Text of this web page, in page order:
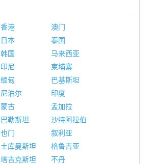
香港
澳门
日本
泰国
韩国
马来西亚
印尼
柬埔寨
缅甸
巴基斯坦
尼泊尔
印度
蒙古
孟加拉
巴勒斯坦
沙特阿拉伯
也门
叙利亚
土库曼斯坦
格鲁吉亚
塔吉克斯坦
不丹